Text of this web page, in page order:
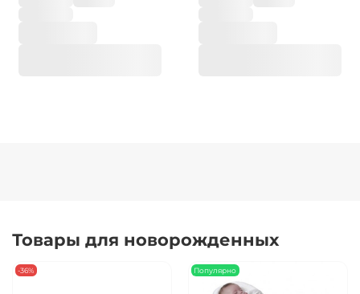
Товары для новорожденных
-36% Популярно